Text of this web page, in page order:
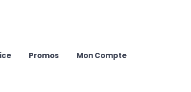
Promos Mon Compte